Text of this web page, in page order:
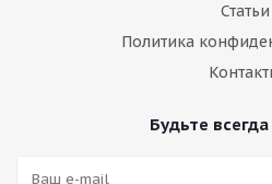
Статьи
Политика
Будьте